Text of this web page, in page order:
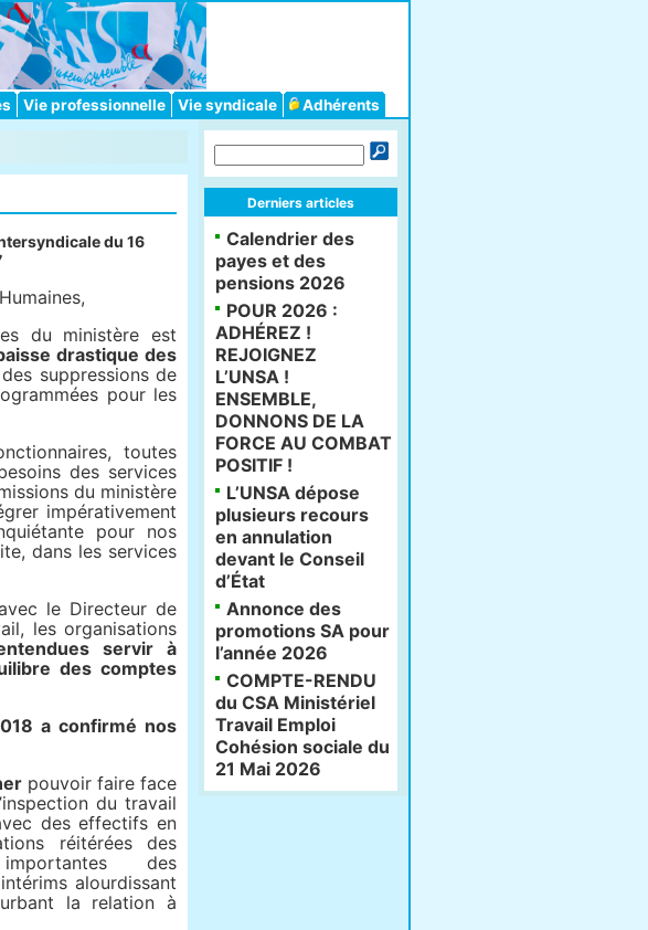
Vie professionnelle Vie syndicale Adhérents
du 16
du ministère est
drastique des
suppressions de
pour les
toutes
des services
du ministère
impérativement
pour nos
dans les services
le Directeur de
les organisations
servir à
des comptes
a confirmé nos
pouvoir faire face
du travail
des effectifs en
réitérées des
des
alourdissant
la relation à
Derniers articles
Calendrier des
payes et des
pensions 2026
POUR 2026 :
ADHÉREZ !
REJOIGNEZ
L’UNSA !
ENSEMBLE,
DONNONS DE LA
FORCE AU COMBAT
POSITIF !
L’UNSA dépose
plusieurs recours
en annulation
devant le Conseil
d’État
Annonce des
promotions SA pour
l’année 2026
COMPTE-RENDU
du CSA Ministériel
Travail Emploi
Cohésion sociale du
21 Mai 2026